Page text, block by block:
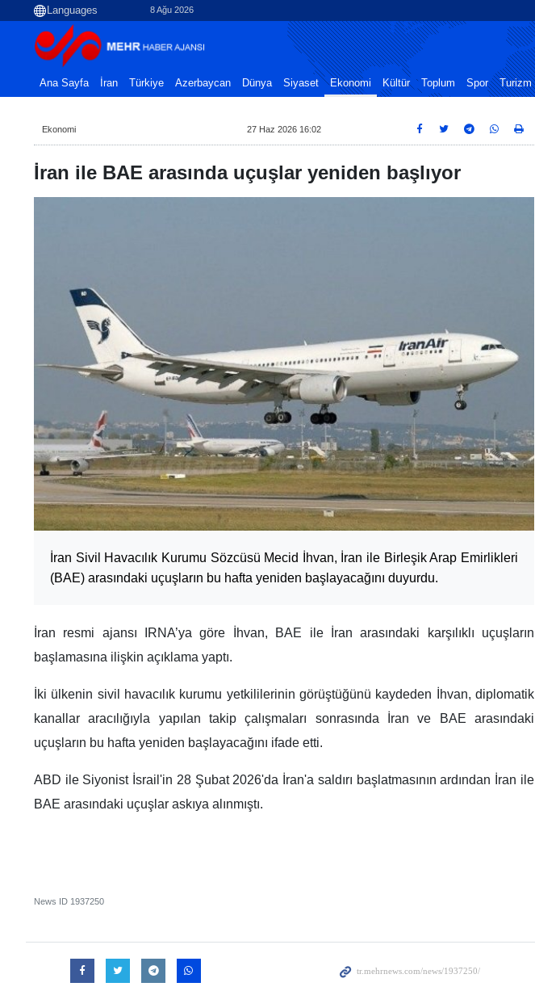
8 Ağu 2026
Ana Sayfa İran Türkiye Azerbaycan Dünya Siyaset Ekonomi Kültür Toplum Spor Turizm
Ekonomi 27 Haz 2026 16:02
İran ile BAE arasında uçuşlar yeniden başlıyor
İran Sivil Havacılık Kurumu Sözcüsü Mecid İhvan, İran ile Birleşik Arap Emirlikleri
(BAE) arasındaki uçuşların bu hafta yeniden başlayacağını duyurdu.
İran resmi ajansı IRNA’ya göre İhvan, BAE ile İran arasındaki karşılıklı uçuşların
başlamasına ilişkin açıklama yaptı.
İki ülkenin sivil havacılık kurumu yetkililerinin görüştüğünü kaydeden İhvan, diplomatik
kanallar aracılığıyla yapılan takip çalışmaları sonrasında İran ve BAE arasındaki
uçuşların bu hafta yeniden başlayacağını ifade etti.
ABD ile Siyonist İsrail'in 28 Şubat 2026'da İran'a saldırı başlatmasının ardından İran ile
BAE arasındaki uçuşlar askıya alınmıştı.
News ID 1937250